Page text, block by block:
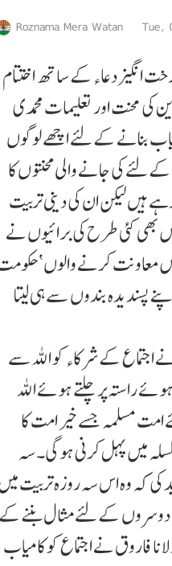
Roznama Mera Watan Tue,
انگیز دعاء کے ساتھ اختتام
کی محنت اور تعلیمات محمدی
بنانے کے لئے اچھے لوگوں
لئے کی جانے والی محنتوں کا
ہیں لیکن ان کی دینی تربیت
بھی کئی طرح کی برائیوں نے
معاونت کرنے والوں ‘
پسندیدہ بندوں سے ہی لیتا
اجتماع کے شرکاء کو اللہ سے
راستہ پر چلتے ہوئے اللہ
امت مسلمہ جسے خیر امت کا
میں پہل کرنی ہوگی۔ سہ
کی کہ وہ اس سہ روزہ تربیت
دوسروں کے لئے مثال بننے کے
فاروق نے اجتماع کو کامیاب